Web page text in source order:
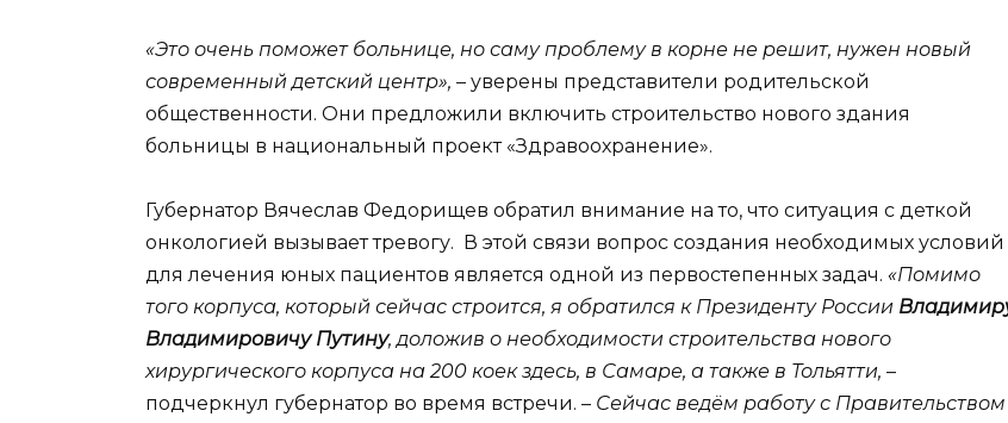
«Это очень поможет больнице, но саму проблему в корне не решит, нужен новый
современный детский центр», – уверены представители родительской
общественности. Они предложили включить строительство нового здания
больницы в национальный проект «Здравоохранение».
Губернатор Вячеслав Федорищев обратил внимание на то, что ситуация с деткой
онкологией вызывает тревогу. В этой связи вопрос создания необходимых условий
для лечения юных пациентов является одной из первостепенных задач. «Помимо
того корпуса, который сейчас строится, я обратился к Президенту России
Владимировичу Путину, доложив о необходимости строительства нового
хирургического корпуса на 200 коек здесь, в Самаре, а также в Тольятти, –
подчеркнул губернатор во время встречи. – Сейчас ведём работу с Правительством